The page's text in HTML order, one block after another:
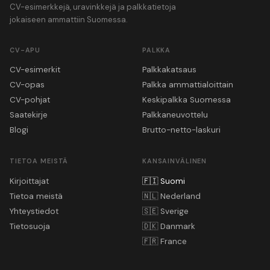
CV-esimerkkejä, uravinkkejä ja palkkatietoja
jokaiseen ammattiin Suomessa.
CV-APU
CV-esimerkit
CV-opas
CV-pohjat
Saatekirje
Blogi
PALKKA
Palkkakatsaus
Palkka ammattialoittain
Keskipalkka Suomessa
Palkkaneuvottelu
Brutto-netto-laskuri
TIETOA MEISTÄ
Kirjoittajat
Tietoa meistä
Yhteystiedot
Tietosuoja
KANSAINVÄLINEN
🇫🇮 Suomi
🇳🇱 Nederland
🇸🇪 Sverige
🇩🇰 Danmark
🇫🇷 France